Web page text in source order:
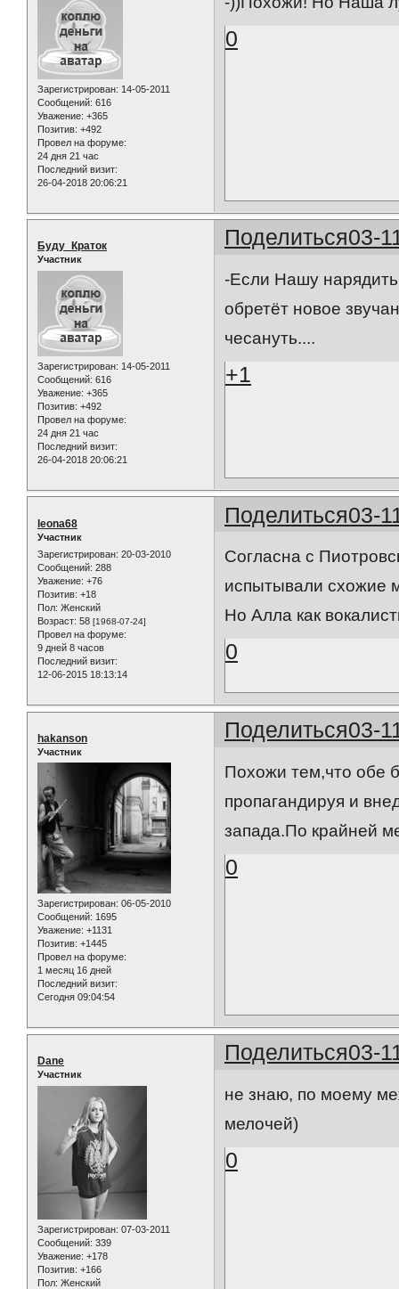
Зарегистрирован: 14-05-2011
Сообщений: 616
Уважение: +365
Позитив: +492
Провел на форуме:
24 дня 21 час
Последний визит:
26-04-2018 20:06:21
0
Поделиться03-
Буду_Краток
Участник
Зарегистрирован: 14-05-2011
Сообщений: 616
Уважение: +365
Позитив: +492
Провел на форуме:
24 дня 21 час
Последний визит:
26-04-2018 20:06:21
-Если Нашу нарядить
обретёт новое
чесануть....
+1
Поделиться03-
leona68
Участник
Зарегистрирован: 20-03-2010
Сообщений: 288
Уважение: +76
Позитив: +18
Пол: Женский
Возраст: 58 [1968-07-24]
Провел на форуме:
9 дней 8 часов
Последний визит:
12-06-2015 18:13:14
Согласна с
испытывали схожие
Но Алла как
0
Поделиться03-
hakanson
Участник
Зарегистрирован: 06-05-2010
Сообщений: 1695
Уважение: +1131
Позитив: +1445
Провел на форуме:
1 месяц 16 дней
Последний визит:
Сегодня 09:04:54
Похожи тем,что обе
пропагандируя и
запада.По крайней
0
Поделиться03-
Dane
Участник
Зарегистрирован: 07-03-2011
Сообщений: 339
Уважение: +178
Позитив: +166
Пол: Женский
не знаю, по моему
мелочей)
0